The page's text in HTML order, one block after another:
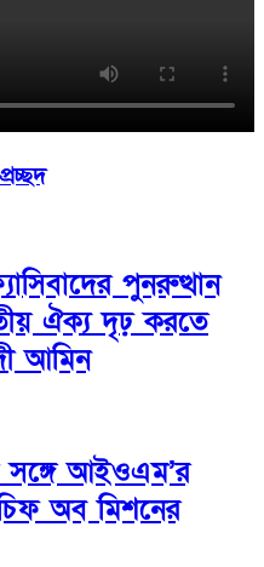
প্রচ্ছদ
পুনরুত্থান
ঐক্য দৃঢ় করতে
আমিন
সঙ্গে আইওএম’র
অব মিশনের